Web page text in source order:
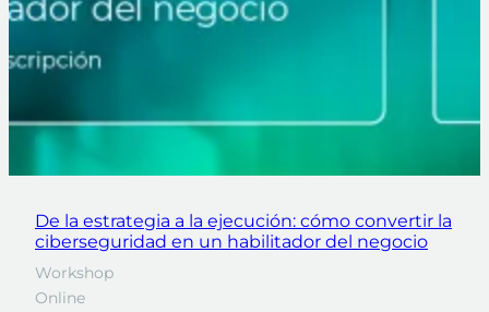
De la estrategia a la ejecución: cómo convertir la
ciberseguridad en un habilitador del negocio
Workshop
Online